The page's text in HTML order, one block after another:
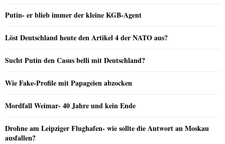
Putin- er blieb immer der kleine KGB-Agent
Löst Deutschland heute den Artikel 4 der NATO aus?
Sucht Putin den Casus belli mit Deutschland?
Wie Fake-Profile mit Papageien abzocken
Mordfall Weimar- 40 Jahre und kein Ende
Drohne am Leipziger Flughafen- wie sollte die Antwort an Moskau
ausfallen?